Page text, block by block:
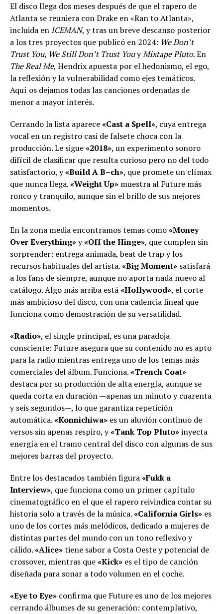
El disco llega dos meses después de que el rapero de
Atlanta se reuniera con Drake en «Ran to Atlanta»,
incluida en ICEMAN, y tras un breve descanso posterior
a los tres proyectos que publicó en 2024: We Don’t
Trust You, We Still Don’t Trust YouyMixtape Pluto. En
The Real Me, Hendrix apuesta por el hedonismo, el ego,
la reflexión y la vulnerabilidad como ejes temáticos.
Aquí os dejamos todas las canciones ordenadas de
menor a mayor interés.
Cerrando la lista aparece«Cast a Spell», cuya entrega
vocal en un registro casi de falsete choca con la
producción. Le sigue«2018», un experimento sonoro
difícil de clasificar que resulta curioso pero no del todo
satisfactorio, y«Build A B–ch», que promete un clímax
que nunca llega.«Weight Up» muestra al Future más
ronco y tranquilo, aunque sin el brillo de sus mejores
momentos.
En la zona media encontramos temas como«Money
Over Everything»y«Off the Hinge», que cumplen sin
sorprender: entrega animada, beat de trap y los
recursos habituales del artista.«Big Moment» satisfará
a los fans de siempre, aunque no aporta nada nuevo al
catálogo. Algo más arriba está«Hollywood», el corte
más ambicioso del disco, con una cadencia lineal que
funciona como demostración de su versatilidad.
«Radio», el single principal, es una paradoja
consciente: Future asegura que su contenido no es apto
para la radio mientras entrega uno de los temas más
comerciales del álbum. Funciona.«Trench Coat»
destaca por su producción de alta energía, aunque se
queda corta en duración —apenas un minuto y cuarenta
y seis segundos—, lo que garantiza repetición
automática.«Konnichiwa» es un aluvión continuo de
versos sin apenas respiro, y«Tank Top Pluto»inyecta
energía en el tramo central del disco con algunas de sus
mejores barras del proyecto.
Entre los destacados también figura«Fukk a
Interview», que funciona como un primer capítulo
cinematográfico en el que el rapero reivindica contar su
historia solo a través de la música.«California Girls» es
uno de los cortes más melódicos, dedicado a mujeres de
distintas partes del mundo con un tono reflexivo y
cálido.«Alice»tiene sabor a Costa Oeste y potencial de
crossover, mientras que«Kick» es el tipo de canción
diseñada para sonar a todo volumen en el coche.
«Eye to Eye» confirma que Future es uno de los mejores
cerrando álbumes de su generación: contemplativo,